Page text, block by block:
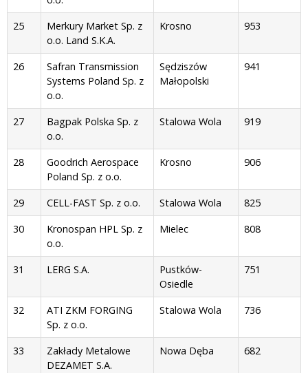
25
Merkury Market Sp. z
o.o. Land S.K.A.
Krosno 953
26
Safran Transmission
Systems Poland Sp. z
o.o.
Sędziszów
Małopolski
941
27
Bagpak Polska Sp. z
o.o.
Stalowa Wola 919
28
Goodrich Aerospace
Poland Sp. z o.o.
Krosno 906
29 CELL-FAST Sp. z o.o. Stalowa Wola
825
30
Kronospan HPL Sp. z
o.o.
Mielec 808
31 LERG S.A.
Pustków-
Osiedle
751
32
ATI ZKM FORGING
Sp. z o.o.
Stalowa Wola 736
33
Zakłady Metalowe
DEZAMET S.A.
Nowa Dęba 682